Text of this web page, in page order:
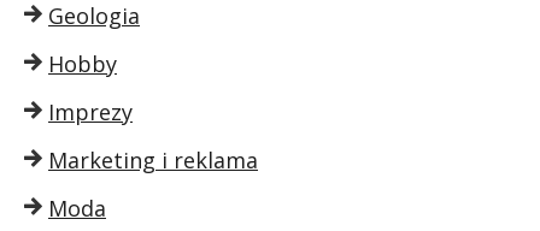
Geologia
Hobby
Imprezy
Marketing i reklama
Moda